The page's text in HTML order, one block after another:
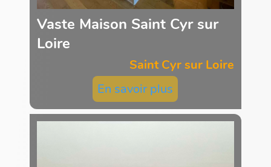
Vaste Maison Saint Cyr sur
Loire
Saint Cyr sur Loire
En savoir plus